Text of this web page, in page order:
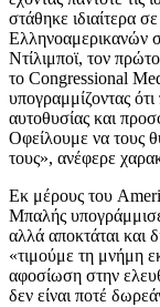
στάθηκε ιδιαίτερα
Ελληνοαμερικανών
Ντίλιμποϊ, τον
το Congressional
υπογραμμίζοντας
αυτοθυσίας και
Οφείλουμε να τους
τους», ανέφερε
Εκ μέρους του
Μπαλής υπογράμμισε
αλλά αποκτάται και
«τιμούμε τη μνήμη
αφοσίωση στην
δεν είναι ποτέ